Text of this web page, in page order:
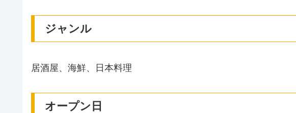
ジャンル
居酒屋、海鮮、日本料理
オープン日